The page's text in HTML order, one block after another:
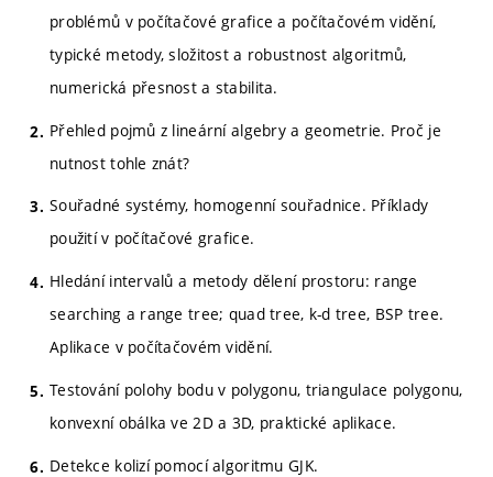
problémů v počítačové grafice a počítačovém vidění,
typické metody, složitost a robustnost algoritmů,
numerická přesnost a stabilita.
Přehled pojmů z lineární algebry a geometrie. Proč je
nutnost tohle znát?
Souřadné systémy, homogenní souřadnice. Příklady
použití v počítačové grafice.
Hledání intervalů a metody dělení prostoru: range
searching a range tree; quad tree, k-d tree, BSP tree.
Aplikace v počítačovém vidění.
Testování polohy bodu v polygonu, triangulace polygonu,
konvexní obálka ve 2D a 3D, praktické aplikace.
Detekce kolizí pomocí algoritmu GJK.